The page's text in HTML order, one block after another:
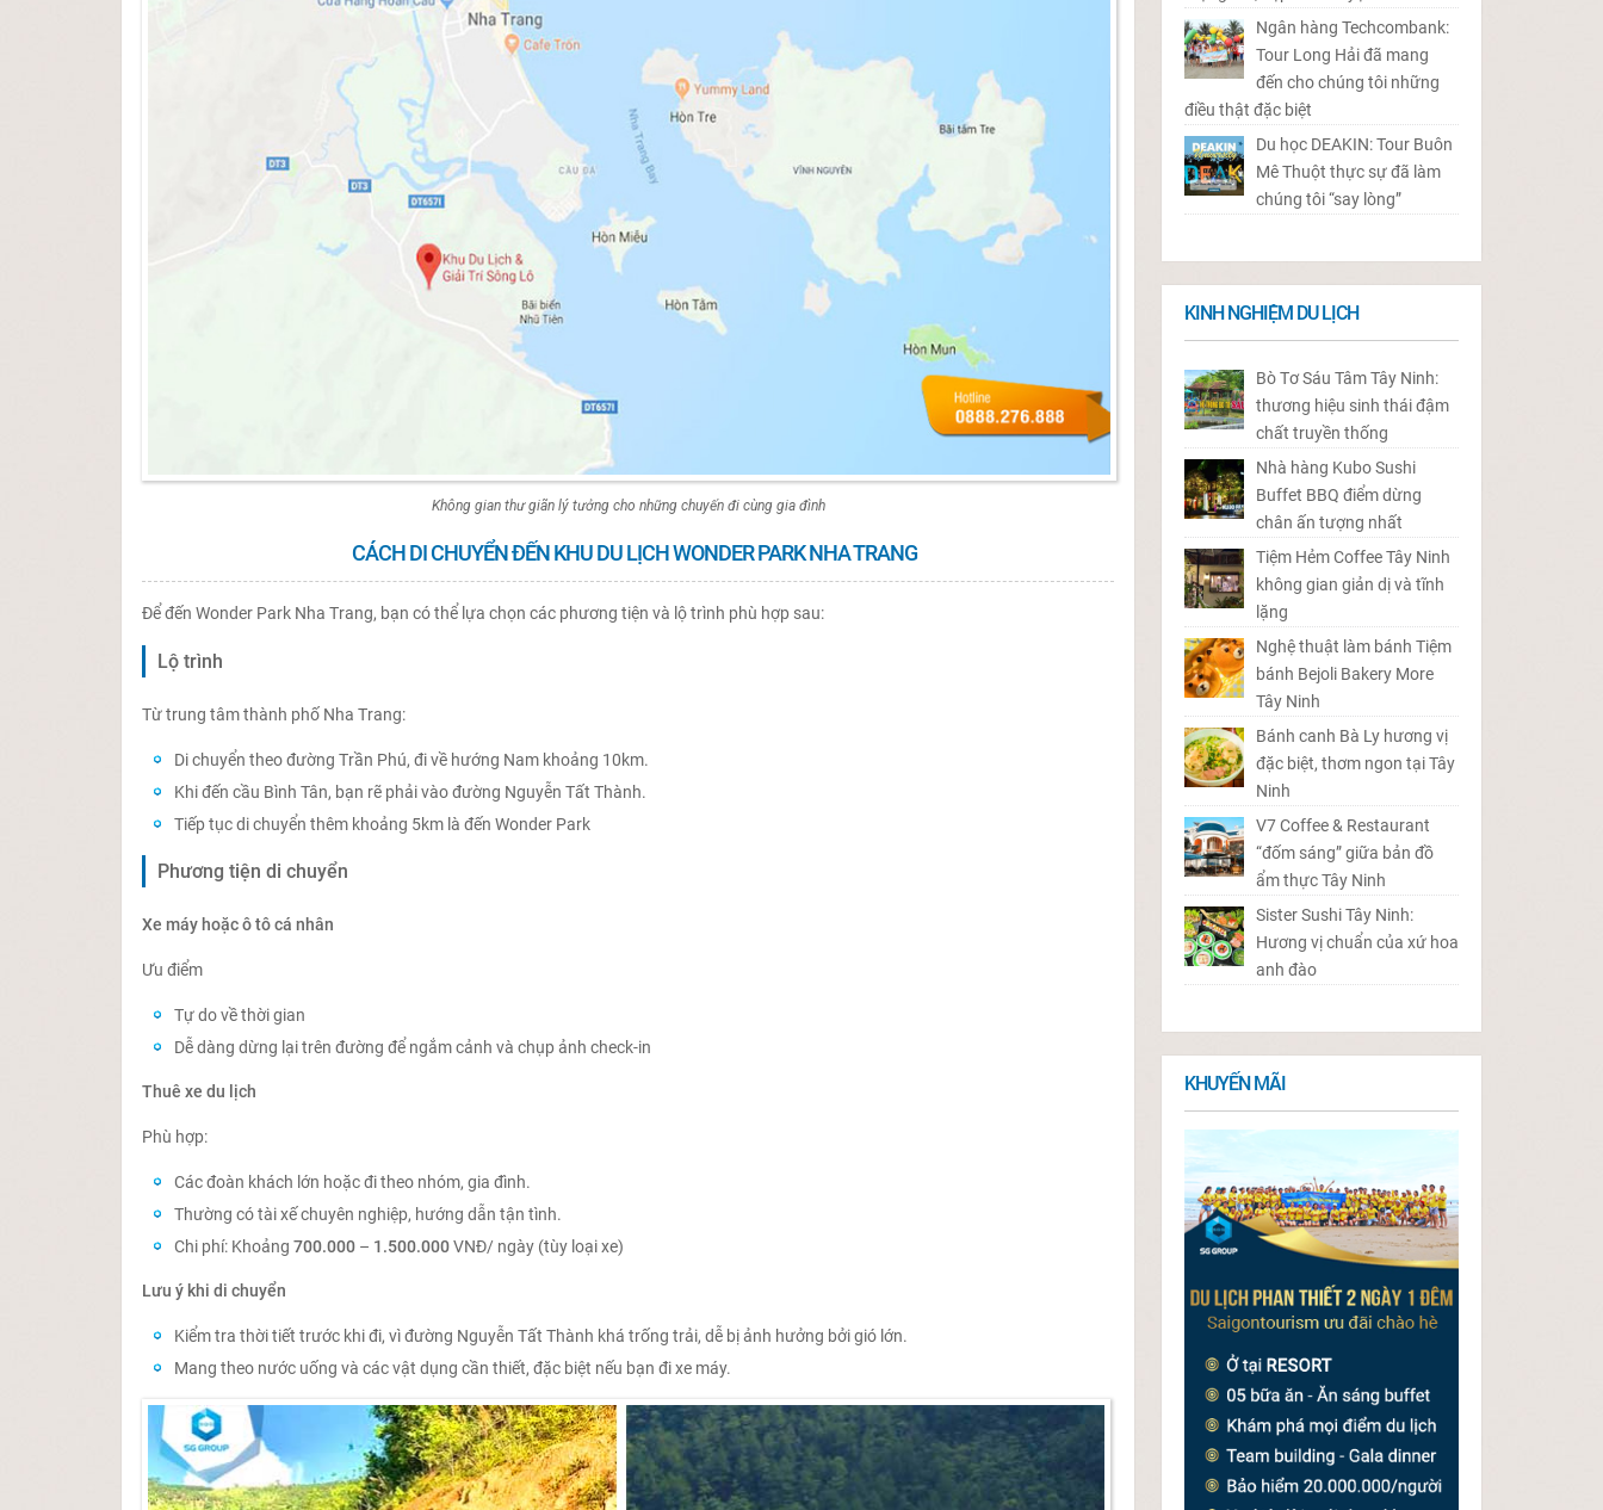
Không gian thư giãn lý tưởng cho những chuyến đi cùng gia đình
CÁCH DI CHUYỂN ĐẾN KHU DU LỊCH WONDER PARK NHA TRANG
Để đến Wonder Park Nha Trang, bạn có thể lựa chọn các phương tiện và lộ trình phù hợp sau:
Lộ trình
Từ trung tâm thành phố Nha Trang:
Di chuyển theo đường Trần Phú, đi về hướng Nam khoảng 10km.
Khi đến cầu Bình Tân, bạn rẽ phải vào đường Nguyễn Tất Thành.
Tiếp tục di chuyển thêm khoảng 5km là đến Wonder Park
Phương tiện di chuyển
Xe máy hoặc ô tô cá nhân
Ưu điểm
Tự do về thời gian
Dễ dàng dừng lại trên đường để ngắm cảnh và chụp ảnh check-in
Thuê xe du lịch
Phù hợp:
Các đoàn khách lớn hoặc đi theo nhóm, gia đình.
Thường có tài xế chuyên nghiệp, hướng dẫn tận tình.
Chi phí: Khoảng 700.000– 1.500.000VNĐ/ ngày (tùy loại xe)
Lưu ý khi di chuyển
Kiểm tra thời tiết trước khi đi, vì đường Nguyễn Tất Thành khá trống trải, dễ bị ảnh hưởng bởi gió lớn.
Mang theo nước uống và các vật dụng cần thiết, đặc biệt nếu bạn đi xe máy.
Ngân hàng Techcombank:
Tour Long Hải đã mang
đến cho chúng tôi những
điều thật đặc biệt
Du học DEAKIN: Tour Buôn
Mê Thuột thực sự đã làm
chúng tôi “say lòng”
KINH NGHIỆM DU LỊCH
Bò Tơ Sáu Tâm Tây Ninh:
thương hiệu sinh thái đậm
chất truyền thống
Nhà hàng Kubo Sushi
Buffet BBQ điểm dừng
chân ấn tượng nhất
Tiệm Hẻm Coffee Tây Ninh
không gian giản dị và tĩnh
lặng
Nghệ thuật làm bánh Tiệm
bánh Bejoli Bakery More
Tây Ninh
Bánh canh Bà Ly hương vị
đặc biệt, thơm ngon tại Tây
Ninh
V7 Coffee & Restaurant
“đốm sáng” giữa bản đồ
ẩm thực Tây Ninh
Sister Sushi Tây Ninh:
Hương vị chuẩn của xứ hoa
anh đào
KHUYẾN MÃI